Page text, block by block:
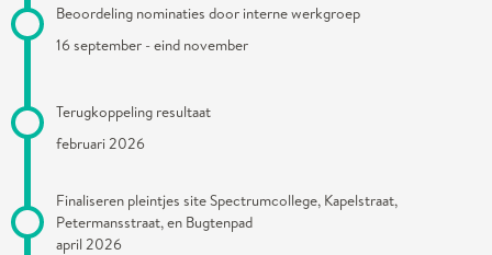
Beoordeling nominaties door interne werkgroep
16 september - eind november
Terugkoppeling resultaat
februari 2026
Finaliseren pleintjes site Spectrumcollege, Kapelstraat,
Petermansstraat, en Bugtenpad
april 2026